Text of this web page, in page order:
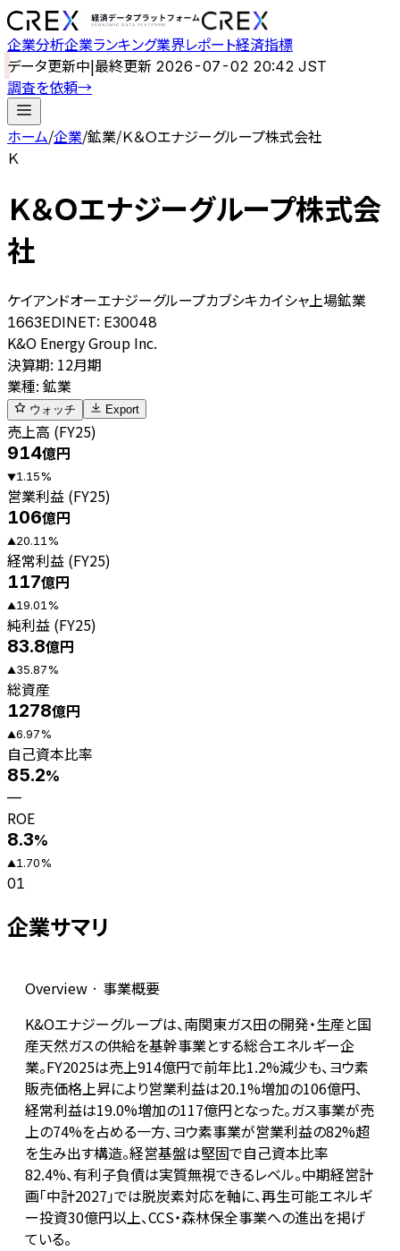
企業分析企業ランキング業界レポート経済指標
データ更新中|最終更新 2026-07-02 20:42 JST
調査を依頼→
ホーム/企業/鉱業/Ｋ＆Ｏエナジーグループ株式会社
Ｋ
Ｋ＆Ｏエナジーグループ株式会
社
ケイアンドオーエナジーグループカブシキカイシャ 上場鉱業
1663EDINET: E30048
K&O Energy Group Inc.
決算期: 12月期
業種: 鉱業
ウォッチ Export
売上高 (FY25)
914億円
▼1.15%
営業利益 (FY25)
106億円
▲20.11 %
経常利益 (FY25)
117億円
▲19.01 %
純利益 (FY25)
83.8億円
▲35.87%
総資産
1278億円
▲6.97%
自己資本比率
85.2%
—
ROE
8.3%
▲1.70%
01
企業サマリ
Overview · 事業概要
K&Oエナジーグループは、南関東ガス田の開発・生産と国
産天然ガスの供給を基幹事業とする総合エネルギー企
業。FY2025は売上914億円で前年比1.2%減少も、ヨウ素
販売価格上昇により営業利益は20.1%増加の106億円、
経常利益は19.0%増加の117億円となった。ガス事業が売
上の74%を占める一方、ヨウ素事業が営業利益の82%超
を生み出す構造。経営基盤は堅固で自己資本比率
82.4%、有利子負債は実質無視できるレベル。中期経営計
画「中計2027」では脱炭素対応を軸に、再生可能エネルギ
ー投資30億円以上、CCS・森林保全事業への進出を掲げ
ている。